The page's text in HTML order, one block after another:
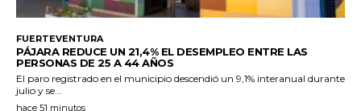
FUERTEVENTURA
PÁJARA REDUCE UN 21,4% EL DESEMPLEO ENTRE LAS
PERSONAS DE 25 A 44 AÑOS
El paro registrado en el municipio descendió un 9,1% interanual durante
julio y se...
hace 51 minutos